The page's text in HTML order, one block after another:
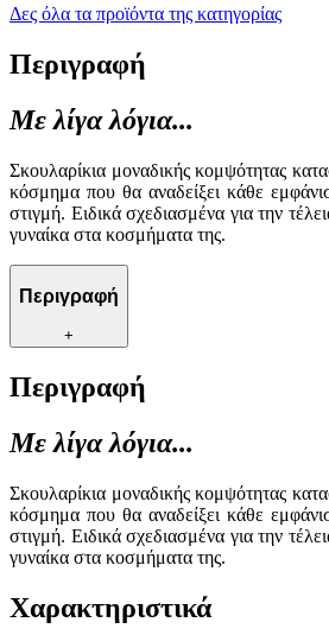
Δες όλα τα προϊόντα της κατηγορίας
Περιγραφή
Με λίγα λόγια...
Σκουλαρίκια μοναδικής κομψότητας
κόσμημα που θα αναδείξει κάθε
στιγμή. Ειδικά σχεδιασμένα για την
γυναίκα στα κοσμήματα της.
Περιγραφή
+
Περιγραφή
Με λίγα λόγια...
Σκουλαρίκια μοναδικής κομψότητας
κόσμημα που θα αναδείξει κάθε
στιγμή. Ειδικά σχεδιασμένα για την
γυναίκα στα κοσμήματα της.
Χαρακτηριστικά